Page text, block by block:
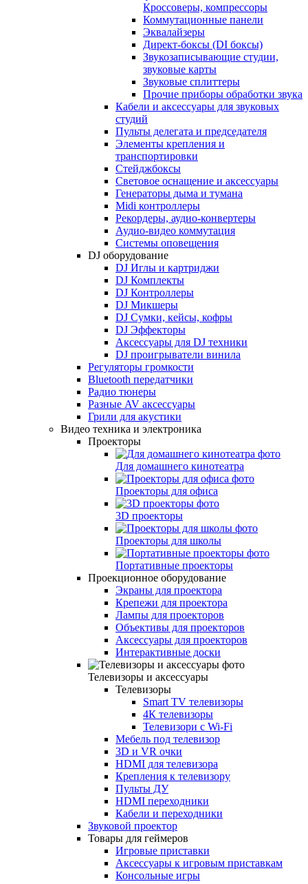
Кроссоверы, компрессоры
Коммутационные панели
Эквалайзеры
Директ-боксы (DI боксы)
Звукозаписывающие студии,
звуковые карты
Звуковые сплиттеры
Прочие приборы обработки звука
Кабели и аксессуары для звуковых
студий
Пульты делегата и председателя
Элементы крепления и
транспортировки
Стейджбоксы
Световое оснащение и аксессуары
Генераторы дыма и тумана
Midi контроллеры
Рекордеры, аудио-конвертеры
Аудио-видео коммутация
Системы оповещения
DJ оборудование
DJ Иглы и картриджи
DJ Комплекты
DJ Контроллеры
DJ Микшеры
DJ Сумки, кейсы, кофры
DJ Эффекторы
Аксессуары для DJ техники
DJ проигрыватели винила
Регуляторы громкости
Bluetooth передатчики
Радио тюнеры
Разные AV аксессуары
Грили для акустики
Видео техника и электроника
Проекторы
Для домашнего кинотеатра
Проекторы для офиса
3D проекторы
Проекторы для школы
Портативные проекторы
Проекционное оборудование
Экраны для проектора
Крепежи для проектора
Лампы для проекторов
Объективы для проекторов
Аксессуары для проекторов
Интерактивные доски
Телевизоры и аксессуары
Телевизоры
Smart TV телевизоры
4К телевизоры
Телевизори с Wi-Fi
Мебель под телевизор
3D и VR очки
HDMI для телевизора
Крепления к телевизору
Пульты ДУ
HDMI переходники
Кабели и переходники
Звуковой проектор
Товары для геймеров
Игровые приставки
Аксессуары к игровым приставкам
Консольные игры